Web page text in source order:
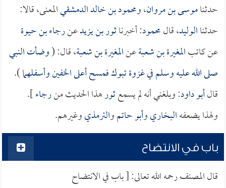
حدثناموسى بن مروان، ومحمود بن خالد الدمشقيالمعنى، قالا:
حدثناالوليد، قالمحمود: أخبرناثور بن يزيدعنرجاء بن حيوة
عن كاتبالمغيرة بن شعبةعنالمغيرة بن شعبة، قال: (وضأت النبي
صلى الله عليه وسلم في غزوة تبوك فمسح أعلى الخفين وأسفلهما).
قالأبو داود: وبلغني أنه لم يسمعثورهذا الحديث منرجاء].
ولهذا يضعفهالبخاريوأبو حاتموالترمذيوغيرهم.
باب في الانتضاح
قال المصنف رحمه الله تعالى: [ باب في الانتضاح